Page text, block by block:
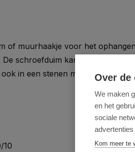
of muurhaakje voor het
schroefduim kan direct in hout
in een stenen muur.
10
Over de
We maken
en het
sociale
Kom meer te